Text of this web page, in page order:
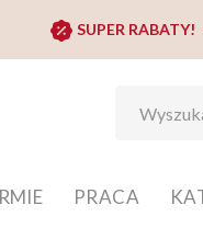
SUPER RABATY!
PRACA